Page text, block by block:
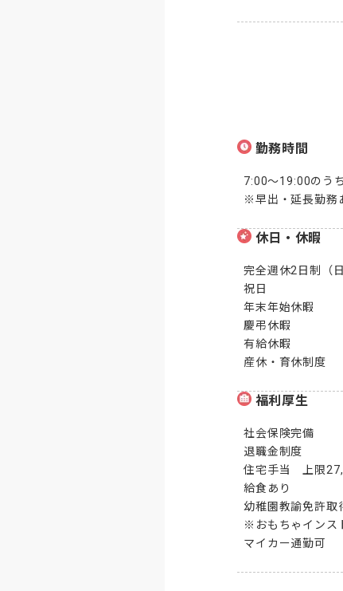
勤務時間
7:00～19:00のう
※早出・延長勤務
休日・休暇
完全週休2日制（
祝日
年末年始休暇
慶弔休暇
有給休暇
産休・育休制度
福利厚生
社会保険完備
退職金制度
住宅手当　上限
給食あり
幼稚園教諭免許取
※おもちゃインス
マイカー通勤可